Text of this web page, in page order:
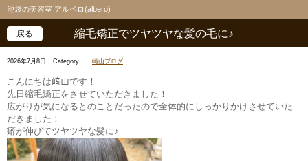
池袋の美容室 アルベロ(albero)
縮毛矯正でツヤツヤな髪の毛に♪
戻る
2026年7月8日 Category： 崎山ブログ
こんにちは﨑山です！
先日縮毛矯正をさせていただきました！
広がりが気になるとのことだったので全体的にしっかりかけさせていた
だきました！
癖が伸びてツヤツヤな髪に♪